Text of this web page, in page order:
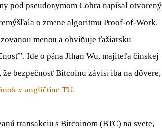
pod pseudonymom Cobra napísal otvorený
o zmene algoritmu Proof-of-Work.
menou a obviňuje ťažiarsku
Ide o pána Jihan Wu, majiteľa čínskej
bezpečnosť Bitcoinu závisí iba na dôvere,
v angličtine TU.
transakciu s Bitcoinom (BTC) na svete,